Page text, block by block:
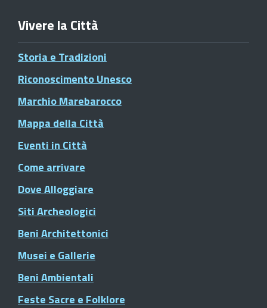
Vivere la Città
Storia e Tradizioni
Riconoscimento Unesco
Marchio Marebarocco
Mappa della Città
Eventi in Città
Come arrivare
Dove Alloggiare
Siti Archeologici
Beni Architettonici
Musei e Gallerie
Beni Ambientali
Feste Sacre e Folklore